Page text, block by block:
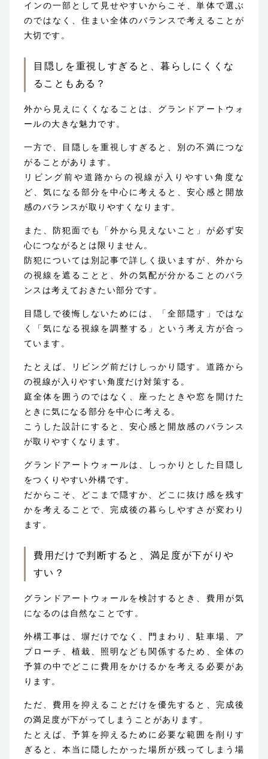
インの一部として見せやすいからこそ、単体で選ぶ
のではなく、住まい全体のバランスで考えることが
大切です。
目隠しを重視しすぎると、暮らしにくくな
ることもある？
外から見えにくくなることは、グランドアートウォ
ールの大きな魅力です。
一方で、目隠しを重視しすぎると、別の不満につな
がることがあります。
リビング前や道路からの視線が入りやすい角度な
ど、気になる部分を中心に考えると、安心感と開放
感のバランスが取りやすくなります。
また、防犯面でも「外から見えないこと」が必ず安
心につながるとは限りません。
防犯については別記事で詳しく扱いますが、外から
の視線を遮ることと、外の気配が分かることのバラ
ンスは考えておきたい部分です。
目隠しで後悔しないためには、「全部隠す」ではな
く「気になる視線を調整する」という考え方が合っ
ています。
たとえば、リビング前だけしっかり隠す。道路から
の視線が入りやすい角度だけ対策する。
庭全体を囲うのではなく、座ったときや窓を開けた
ときに気になる部分を中心に考える。
こうした設計にすると、安心感と開放感のバランス
が取りやすくなります。
グランドアートウォールは、しっかりとした目隠し
をつくりやすい外構です。
だからこそ、どこまで隠すか、どこに抜け感を残す
かを考えることで、完成後の暮らしやすさが変わり
ます。
費用だけで判断すると、満足度が下がりや
すい？
グランドアートウォールを検討するとき、費用が気
になるのは自然なことです。
外構工事は、塀だけでなく、門まわり、駐車場、ア
プローチ、植栽、照明なども関係するため、全体の
予算の中でどこに費用をかけるかを考える必要があ
ります。
ただ、費用を抑えることだけを優先すると、完成後
の満足度が下がってしまうことがあります。
たとえば、予算を抑えるために必要な範囲を削りす
ぎると、本当に隠したかった場所が残ってしまう場